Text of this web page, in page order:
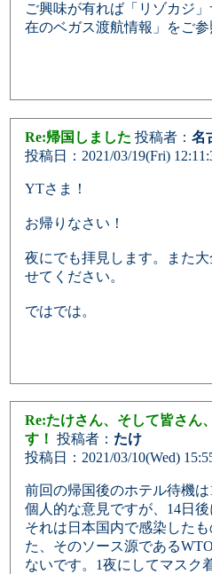
ご興味が有れば「リゾカジ
在のベガス渡航情報」をご参
Re:帰国しました 投稿者： 名
投稿日：2021/03/19(Fri)
YTさま！
お帰りなさい！
夜にでも拝見します。また
せてください。
ではでは。
Re:たけさん、そして皆さん
す！ 投稿者： たけ
投稿日：2021/03/10(Wed)
前回の帰国後のホテル待機は
個人的な意見ですが、14日
それは日本国内で感染した
た、そのソース源である
ないです。1夜にしてマスク